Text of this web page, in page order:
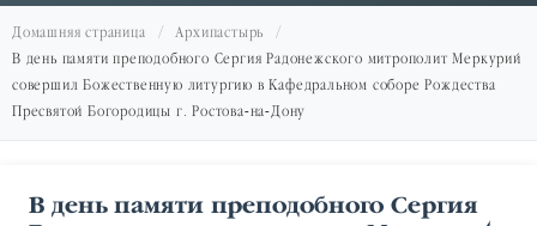
Домашняя страница
Архипастырь
В день памяти преподобного Сергия Радонежского митрополит Меркурий
совершил Божественную литургию в Кафедральном соборе Рождества
Пресвятой Богородицы г. Ростова-на-Дону
В день памяти преподобного Сергия